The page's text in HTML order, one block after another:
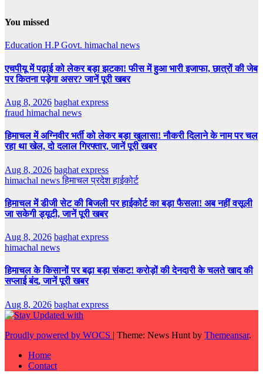
You missed
Education H.P Govt. himachal news
एचपीयू में पढ़ाई को लेकर बड़ा झटका! फीस में हुआ भारी इजाफा, छात्रों की जेब
पर कितना पड़ेगा असर? जानें पूरी खबर
Aug 8, 2026 baghat express
fraud himachal news
हिमाचल में अग्निवीर भर्ती को लेकर बड़ा खुलासा! नौकरी दिलाने के नाम पर चल
रहा था खेल, दो दलाल गिरफ्तार, जानें पूरी खबर
Aug 8, 2026 baghat express
himachal newsहिमाचल प्रदेश हाईकोर्ट
हिमाचल में डीजी सेट की बिजली पर हाईकोर्ट का बड़ा फैसला! अब नहीं वसूली
जा सकेगी ड्यूटी, जानें पूरी खबर
Aug 8, 2026 baghat express
himachal news
हिमाचल के किसानों पर बढ़ा बड़ा संकट! करोड़ों की देनदारी के चलते खाद की
सप्लाई बंद, जानें पूरी खबर
Aug 8, 2026 baghat express
Proudly powered by WOCS | Theme: News Hunt by Themeansar.
Home
Contact